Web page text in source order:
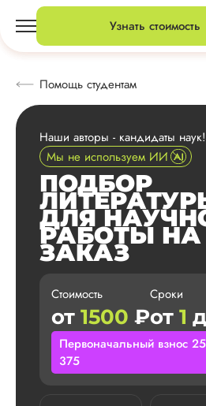
Узнать стоимость
Помощь студентам
Наши авторы - кандидаты наук!
Мы не используем ИИ
ПОДБОР
ДЛЯ
РАБОТЫ НА
ЗАКАЗ
Стоимость
от 1500 ₽
Сроки
от 1
Первоначальный взнос
375